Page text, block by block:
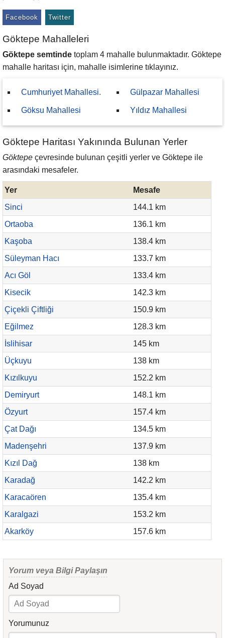
Facebook Twitter
Göktepe Mahalleleri
Göktepe semtinde toplam 4 mahalle bulunmaktadır. Göktepe
mahalle haritası için, mahalle isimlerine tıklayınız.
Cumhuriyet Mahallesi.
Göksu Mahallesi
Gülpazar Mahallesi
Yıldız Mahallesi
Göktepe Haritası Yakınında Bulunan Yerler
Göktepe çevresinde bulunan çeşitli yerler ve Göktepe ile
arasındaki mesafeler.
Yer
Mesafe
Sinci
144.1 km
Ortaoba
136.1 km
Kaşoba
138.4 km
Süleyman Hacı
133.7 km
Acı Göl
133.4 km
Kisecik
142.3 km
Çiçekli Çiftliği
150.9 km
Eğilmez
128.3 km
İslihisar
145 km
Üçkuyu
138 km
Kızılkuyu
152.2 km
Demiryurt
148.1 km
Özyurt
157.4 km
Çat Dağı
134.5 km
Madenşehri
137.9 km
Kızıl Dağ
138 km
Karadağ
142.2 km
Karacaören
135.4 km
Karalgazi
153.2 km
Akarköy
157.6 km
Yorum veya Bilgi Paylaşın
Ad Soyad
Yorumunuz